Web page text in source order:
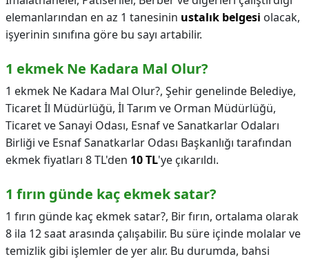
elemanlarından en az 1 tanesinin ustalık belgesi olacak,
işyerinin sınıfına göre bu sayı artabilir.
1 ekmek Ne Kadara Mal Olur?
1 ekmek Ne Kadara Mal Olur?, Şehir genelinde Belediye,
Ticaret İl Müdürlüğü, İl Tarım ve Orman Müdürlüğü,
Ticaret ve Sanayi Odası, Esnaf ve Sanatkarlar Odaları
Birliği ve Esnaf Sanatkarlar Odası Başkanlığı tarafından
ekmek fiyatları 8 TL'den 10 TL'ye çıkarıldı.
1 fırın günde kaç ekmek satar?
1 fırın günde kaç ekmek satar?, Bir fırın, ortalama olarak
8 ila 12 saat arasında çalışabilir. Bu süre içinde molalar ve
temizlik gibi işlemler de yer alır. Bu durumda, bahsi